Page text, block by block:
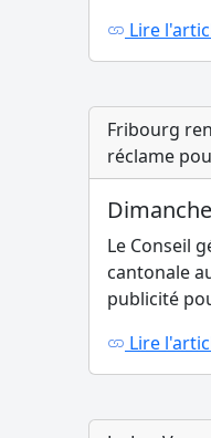
Lire
Fribourg
réclame
Le Conseil
cantonale
publicité
Lire